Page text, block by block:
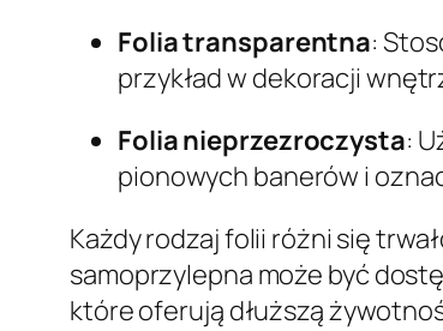
Folia transparentna:
przykład w dekoracji
Folia nieprzezroczysta:
pionowych banerów i
Każdy rodzaj folii różni się
samoprzylepna może być
które oferują dłuższą